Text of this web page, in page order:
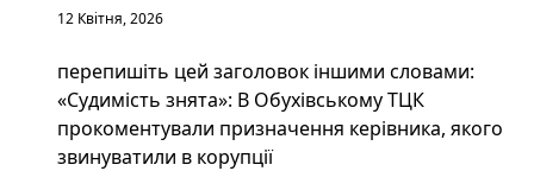
12 Квітня, 2026
перепишіть цей заголовок іншими словами:
«Судимість знята»: В Обухівському ТЦК
прокоментували призначення керівника, якого
звинуватили в корупції